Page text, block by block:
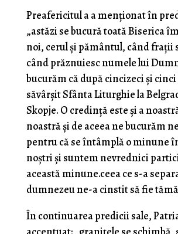
Preafericitul a a menționat în
„astăzi se bucură toată Biserica
noi, cerul și pământul, când frații
când prăznuiesc numele lui
bucurăm că după cincizeci și
săvârșit Sfânta Liturghie la
Skopje. O credință este și a
noastră și de aceea ne bucurăm
pentru că se întâmplă o minune
noștri și suntem nevrednici
această minune.ceea ce s-a
dumnezeu ne-a cinstit să fie
În continuarea predicii sale,